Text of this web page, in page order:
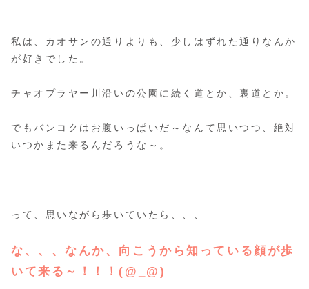
私は、カオサンの通りよりも、少しはずれた通りなんか
が好きでした。
チャオプラヤー川沿いの公園に続く道とか、裏道とか。
でもバンコクはお腹いっぱいだ～なんて思いつつ、絶対
いつかまた来るんだろうな～。
って、思いながら歩いていたら、、、
な、、、なんか、向こうから知っている顔が歩
いて来る～！！！(@_@)